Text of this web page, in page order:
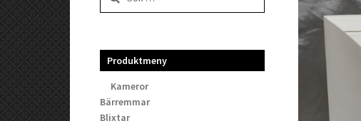
efter:
Produktmeny
Kameror
Bärremmar
Blixtar